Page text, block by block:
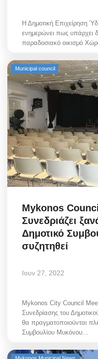
Η Δημοτική Επιχείρηση
ενημερώνει πως υπάρχει
παραδοσιακό οικισμό
Municipal council
Mykonos
Συνεδριάζει
Δημοτικό
συζητηθεί
Ιουν 27, 2022
Mykonos City Council
Συνεδρίασης του
θα πραγματοποιούνται
Συμβουλίου Μυκόνου...
Mykonos Municipal News